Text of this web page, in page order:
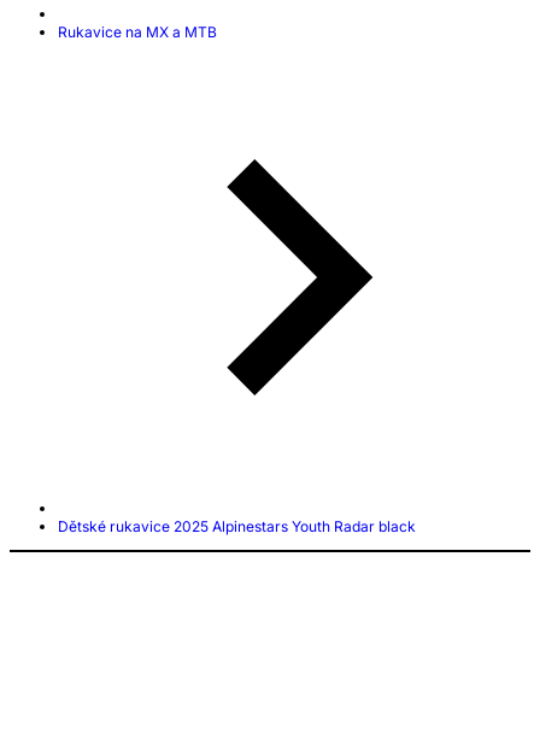
Rukavice na MX a MTB
Dětské rukavice 2025 Alpinestars Youth Radar black